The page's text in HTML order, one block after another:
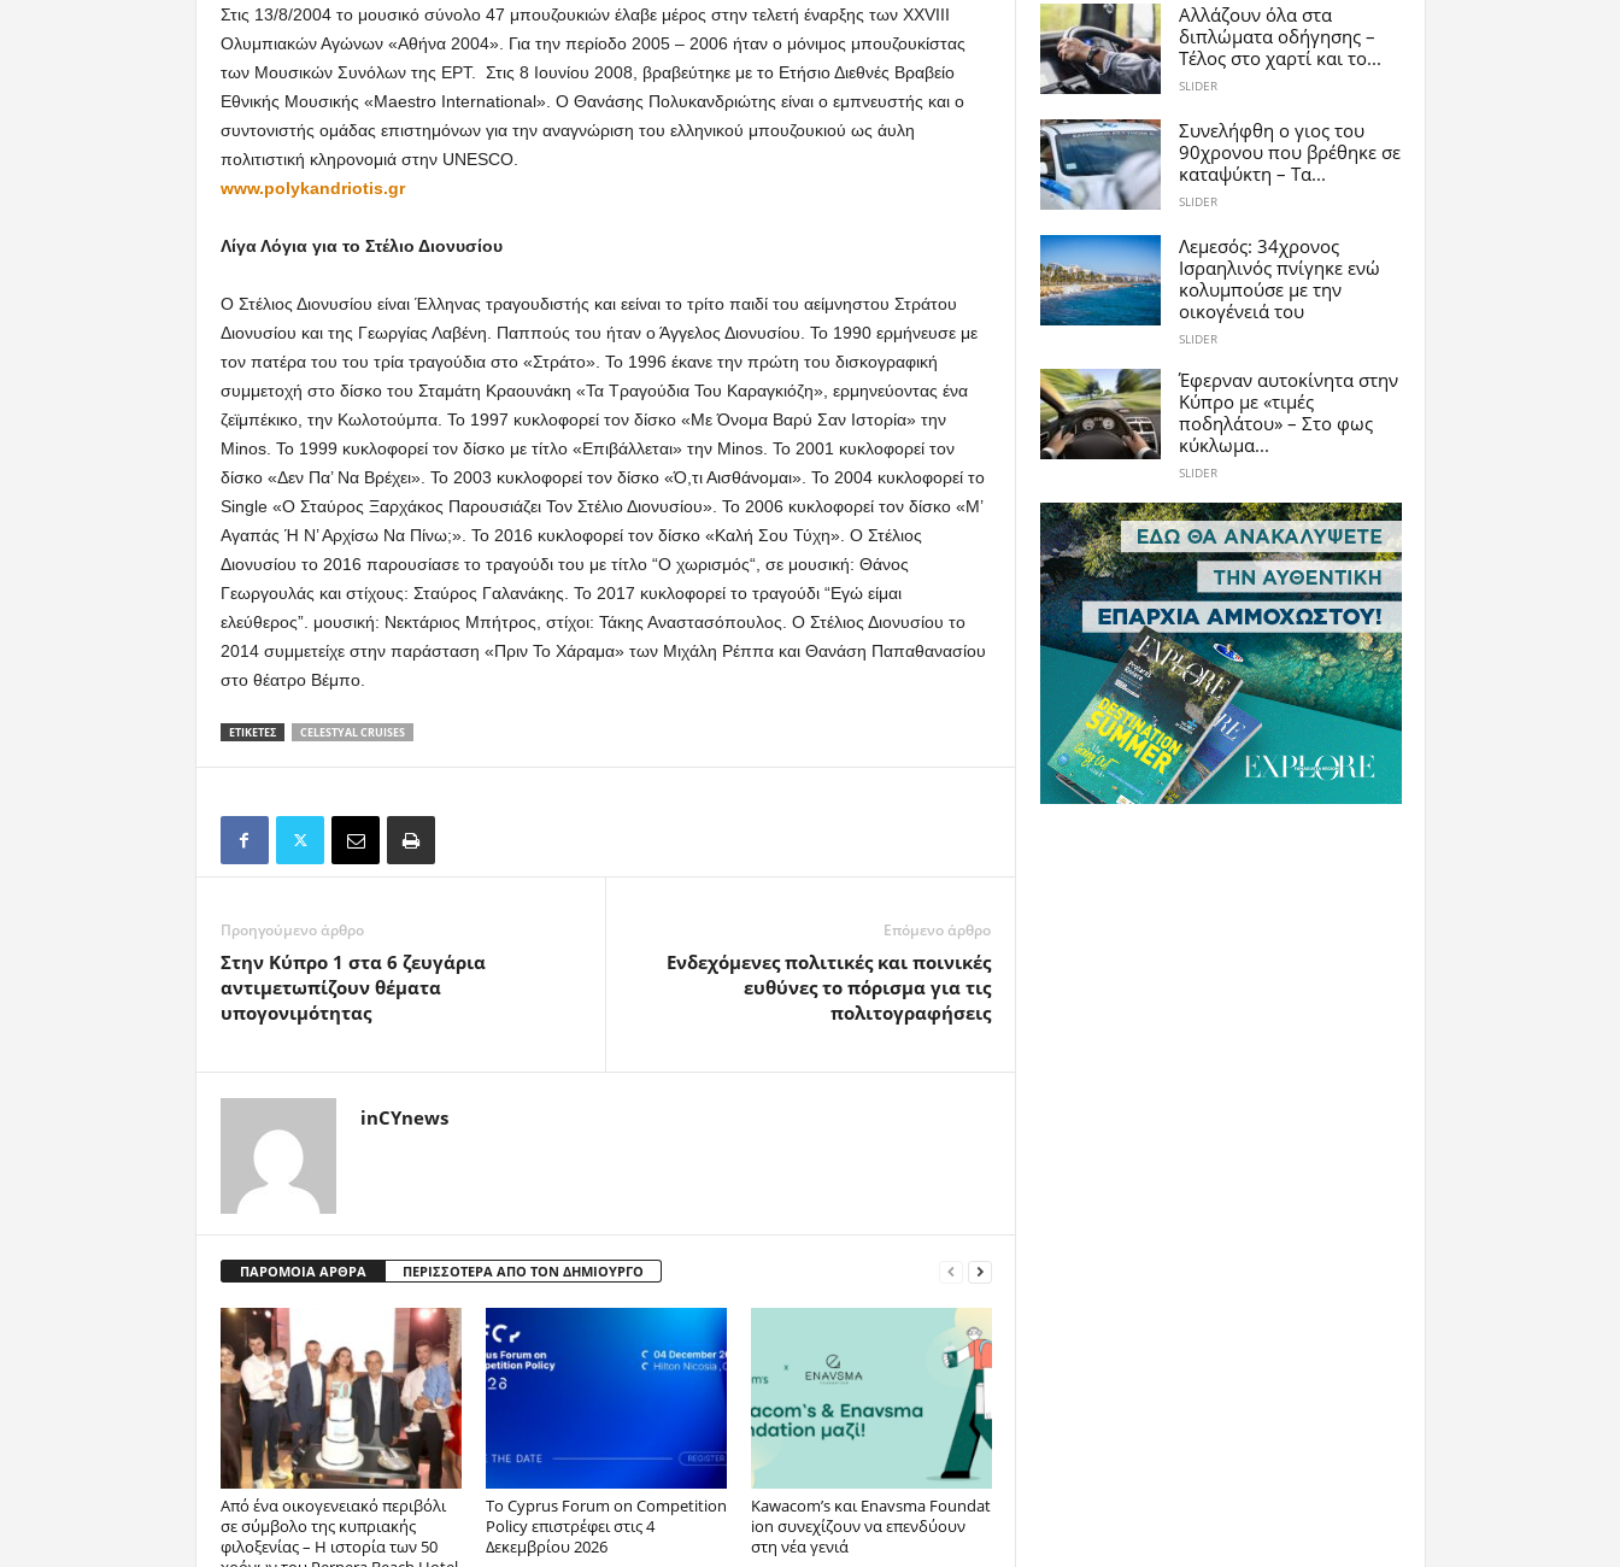
Στις 13/8/2004 το μουσικό σύνολο 47 μπουζουκιών έλαβε μέρος στην τελετή έναρξης των XXVIII
Ολυμπιακών Αγώνων «Αθήνα 2004». Για την περίοδο 2005 – 2006 ήταν ο μόνιμος μπουζουκίστας
των Μουσικών Συνόλων της ΕΡΤ. Στις 8 Ιουνίου 2008, βραβεύτηκε με το Ετήσιο Διεθνές Βραβείο
Εθνικής Μουσικής «Maestro International». Ο Θανάσης Πολυκανδριώτης είναι ο εμπνευστής και ο
συντονιστής ομάδας επιστημόνων για την αναγνώριση του ελληνικού μπουζουκιού ως άυλη
πολιτιστική κληρονομιά στην UNESCO.
www.polykandriotis.gr
Λίγα Λόγια για το Στέλιο Διονυσίου
Ο Στέλιος Διονυσίου είναι Έλληνας τραγουδιστής και εείναι το τρίτο παιδί του αείμνηστου Στράτου
Διονυσίου και της Γεωργίας Λαβένη. Παππούς του ήταν ο Άγγελος Διονυσίου. Το 1990 ερμήνευσε με
τον πατέρα του του τρία τραγούδια στο «Στράτο». Το 1996 έκανε την πρώτη του δισκογραφική
συμμετοχή στο δίσκο του Σταμάτη Κραουνάκη «Τα Τραγούδια Του Καραγκιόζη», ερμηνεύοντας ένα
ζεϊμπέκικο, την Κωλοτούμπα. Το 1997 κυκλοφορεί τον δίσκο «Με Όνομα Βαρύ Σαν Ιστορία» την
Minos. Το 1999 κυκλοφορεί τον δίσκο με τίτλο «Επιβάλλεται» την Minos. Το 2001 κυκλοφορεί τον
δίσκο «Δεν Πα’ Να Βρέχει». Το 2003 κυκλοφορεί τον δίσκο «Ό,τι Αισθάνομαι». Το 2004 κυκλοφορεί το
Single «Ο Σταύρος Ξαρχάκος Παρουσιάζει Τον Στέλιο Διονυσίου». Το 2006 κυκλοφορεί τον δίσκο «Μ’
Αγαπάς Ή Ν’ Αρχίσω Να Πίνω;». Το 2016 κυκλοφορεί τον δίσκο «Καλή Σου Τύχη». Ο Στέλιος
Διονυσίου το 2016 παρουσίασε το τραγούδι του με τίτλο “Ο χωρισμός“, σε μουσική: Θάνος
Γεωργουλάς και στίχους: Σταύρος Γαλανάκης. Το 2017 κυκλοφορεί το τραγούδι “Εγώ είμαι
ελεύθερος”. μουσική: Νεκτάριος Μπήτρος, στίχοι: Τάκης Αναστασόπουλος. Ο Στέλιος Διονυσίου το
2014 συμμετείχε στην παράσταση «Πριν Το Χάραμα» των Μιχάλη Ρέππα και Θανάση Παπαθανασίου
στο θέατρο Βέμπο.
ΕΤΙΚΕΤΕΣ CELESTYAL CRUISES
Προηγούμενο άρθρο
Στην Κύπρο 1 στα 6 ζευγάρια
αντιμετωπίζουν θέματα
υπογονιμότητας
Επόμενο άρθρο
Ενδεχόμενες πολιτικές και ποινικές
ευθύνες το πόρισμα για τις
πολιτογραφήσεις
inCYnews
ΠΑΡΟΜΟΙΑ ΑΡΘΡΑ ΠΕΡΙΣΣΟΤΕΡΑ ΑΠΟ ΤΟΝ ΔΗΜΙΟΥΡΓΟ
Από ένα οικογενειακό περιβόλι
σε σύμβολο της κυπριακής
φιλοξενίας – Η ιστορία των 50
Το Cyprus Forum on Competition
Policy επιστρέφει στις 4
Δεκεμβρίου 2026
Kawacom’s και Enavsma Foundat
ion συνεχίζουν να επενδύουν
στη νέα γενιά
Αλλάζουν όλα στα
διπλώματα οδήγησης –
Τέλος στο χαρτί και το...
SLIDER
Συνελήφθη ο γιος του
90χρονου που βρέθηκε σε
καταψύκτη – Τα...
SLIDER
Λεμεσός: 34χρονος
Ισραηλινός πνίγηκε ενώ
κολυμπούσε με την
οικογένειά του
SLIDER
Έφερναν αυτοκίνητα στην
Κύπρο με «τιμές
ποδηλάτου» – Στο φως
κύκλωμα...
SLIDER